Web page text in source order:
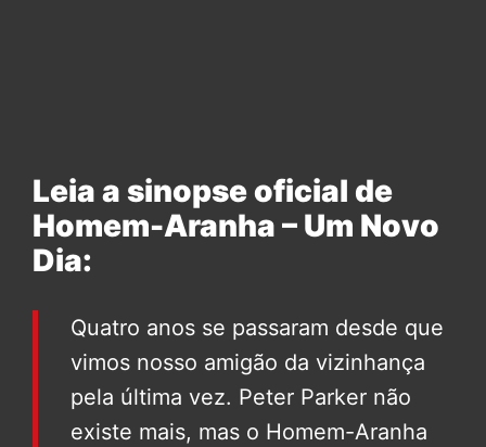
Leia a sinopse oficial de
Homem-Aranha – Um Novo
Dia:
Quatro anos se passaram desde que
vimos nosso amigão da vizinhança
pela última vez. Peter Parker não
existe mais, mas o Homem-Aranha